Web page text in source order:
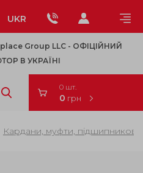
UKR
Group LLC - OФІЦІЙНИЙ
В УКРАЇНІ
0 шт.
0 грн
Кардани, муфти, підшипникові